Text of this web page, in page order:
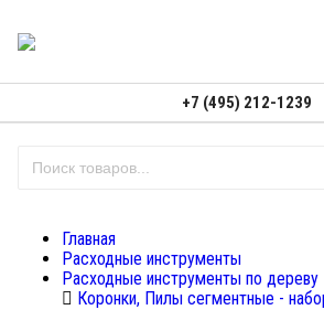
+7 (495) 212-1239
Главная
Расходные инструменты
Расходные инструменты по дереву
Коронки, Пилы сегментные -